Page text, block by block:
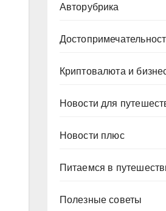
Авторубрика
Криптовалюта и
Новости для
Новости плюс
Питаемся в
Полезные советы